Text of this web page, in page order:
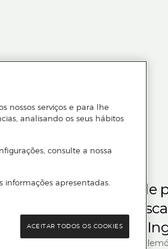
Para quem gosta de
Corte
Leia o código QR com o seu
nossos serviços e para lhe
analisando os seus hábitos
consulte a nossa
informações apresentadas.
ACEITAR TODOS OS COOKIES